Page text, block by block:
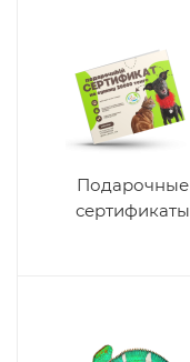
Подарочные
сертификаты